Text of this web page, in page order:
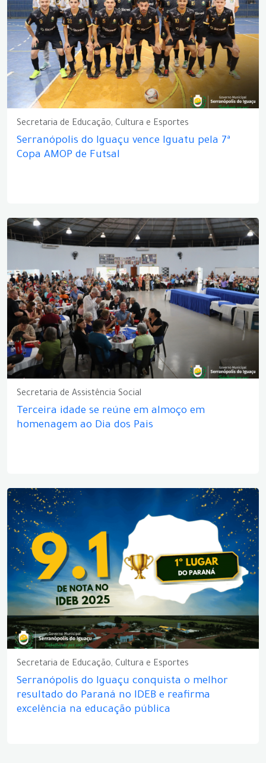
Secretaria de Educação, Cultura e Esportes
Serranópolis do Iguaçu vence Iguatu pela 7ª
Copa AMOP de Futsal
Secretaria de Assistência Social
Terceira idade se reúne em almoço em
homenagem ao Dia dos Pais
Secretaria de Educação, Cultura e Esportes
Serranópolis do Iguaçu conquista o melhor
resultado do Paraná no IDEB e reafirma
excelência na educação pública